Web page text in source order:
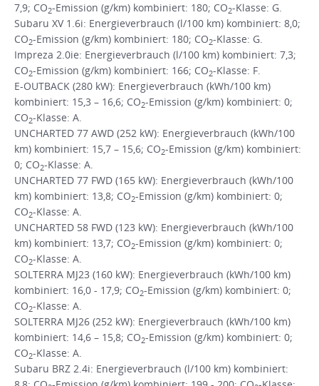
7,9; CO2-Emission (g/km) kombiniert: 180; CO2-Klasse: G.
Subaru XV 1.6i: Energieverbrauch (l/100 km) kombiniert: 8,0;
CO2-Emission (g/km) kombiniert: 180; CO2-Klasse: G.
Impreza 2.0ie: Energieverbrauch (l/100 km) kombiniert: 7,3;
CO2-Emission (g/km) kombiniert: 166; CO2-Klasse: F.
E-OUTBACK (280 kW): Energieverbrauch (kWh/100 km)
kombiniert: 15,3 – 16,6; CO2-Emission (g/km) kombiniert: 0;
CO2-Klasse: A.
UNCHARTED 77 AWD (252 kW): Energieverbrauch (kWh/100
km) kombiniert: 15,7 – 15,6; CO2-Emission (g/km) kombiniert:
0; CO2-Klasse: A.
UNCHARTED 77 FWD (165 kW): Energieverbrauch (kWh/100
km) kombiniert: 13,8; CO2-Emission (g/km) kombiniert: 0;
CO2-Klasse: A.
UNCHARTED 58 FWD (123 kW): Energieverbrauch (kWh/100
km) kombiniert: 13,7; CO2-Emission (g/km) kombiniert: 0;
CO2-Klasse: A.
SOLTERRA MJ23 (160 kW): Energieverbrauch (kWh/100 km)
kombiniert: 16,0 - 17,9; CO2-Emission (g/km) kombiniert: 0;
CO2-Klasse: A.
SOLTERRA MJ26 (252 kW): Energieverbrauch (kWh/100 km)
kombiniert: 14,6 – 15,8; CO2-Emission (g/km) kombiniert: 0;
CO2-Klasse: A.
Subaru BRZ 2.4i: Energieverbrauch (l/100 km) kombiniert: